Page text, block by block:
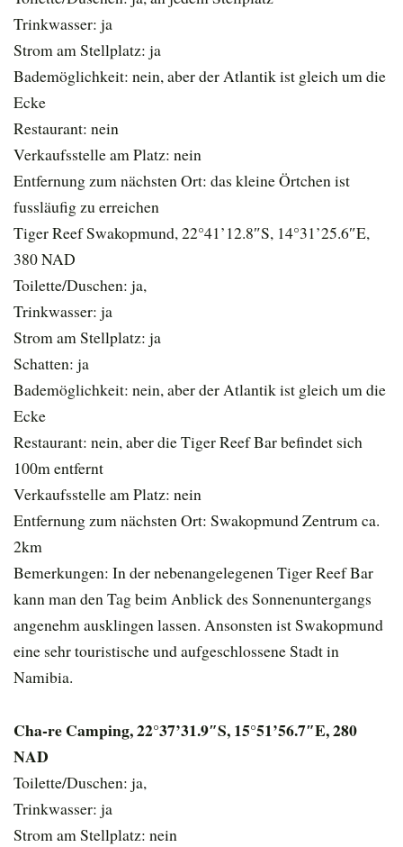
Trinkwasser: ja
Strom am Stellplatz: ja
Bademöglichkeit: nein, aber der Atlantik ist gleich um die
Ecke
Restaurant: nein
Verkaufsstelle am Platz: nein
Entfernung zum nächsten Ort: das kleine Örtchen ist
fussläufig zu erreichen
Tiger Reef Swakopmund, 22°41’12.8″S, 14°31’25.6″E,
380 NAD
Toilette/Duschen: ja,
Trinkwasser: ja
Strom am Stellplatz: ja
Schatten: ja
Bademöglichkeit: nein, aber der Atlantik ist gleich um die
Ecke
Restaurant: nein, aber die Tiger Reef Bar befindet sich
100m entfernt
Verkaufsstelle am Platz: nein
Entfernung zum nächsten Ort: Swakopmund Zentrum ca.
2km
Bemerkungen: In der nebenangelegenen Tiger Reef Bar
kann man den Tag beim Anblick des Sonnenuntergangs
angenehm ausklingen lassen. Ansonsten ist Swakopmund
eine sehr touristische und aufgeschlossene Stadt in
Namibia.
Cha-re Camping, 22°37’31.9″S, 15°51’56.7″E, 280
NAD
Toilette/Duschen: ja,
Trinkwasser: ja
Strom am Stellplatz: nein